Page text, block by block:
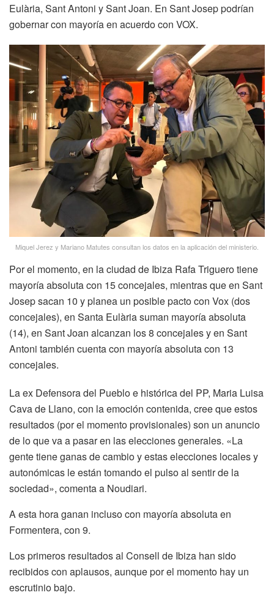
Eulària, Sant Antoni y Sant Joan. En Sant Josep podrían
gobernar con mayoría en acuerdo con VOX.
Miquel Jerez y Mariano Matutes consultan los datos en la aplicación del ministerio.
Por el momento, en la ciudad de Ibiza Rafa Triguero tiene
mayoría absoluta con 15 concejales, mientras que en Sant
Josep sacan 10 y planea un posible pacto con Vox (dos
concejales), en Santa Eulària suman mayoría absoluta
(14), en Sant Joan alcanzan los 8 concejales y en Sant
Antoni también cuenta con mayoría absoluta con 13
concejales.
La ex Defensora del Pueblo e histórica del PP, Maria Luisa
Cava de Llano, con la emoción contenida, cree que estos
resultados (por el momento provisionales) son un anuncio
de lo que va a pasar en las elecciones generales. «La
gente tiene ganas de cambio y estas elecciones locales y
autonómicas le están tomando el pulso al sentir de la
sociedad», comenta a Noudiari.
A esta hora ganan incluso con mayoría absoluta en
Formentera, con 9.
Los primeros resultados al Consell de Ibiza han sido
recibidos con aplausos, aunque por el momento hay un
escrutinio bajo.